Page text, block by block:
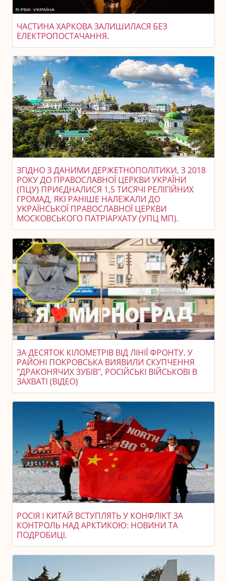
ЧАСТИНА ХАРКОВА ЗАЛИШИЛАСЯ БЕЗ
ЕЛЕКТРОПОСТАЧАННЯ.
ЗГІДНО З ДАНИМИ ДЕРЖЕТНОПОЛІТИКИ, З 2018
РОКУ ДО ПРАВОСЛАВНОЇ ЦЕРКВИ УКРАЇНИ
(ПЦУ) ПРИЄДНАЛИСЯ 1,5 ТИСЯЧІ РЕЛІГІЙНИХ
ГРОМАД, ЯКІ РАНІШЕ НАЛЕЖАЛИ ДО
УКРАЇНСЬКОЇ ПРАВОСЛАВНОЇ ЦЕРКВИ
МОСКОВСЬКОГО ПАТРІАРХАТУ (УПЦ МП).
ЗА ДЕСЯТОК КІЛОМЕТРІВ ВІД ЛІНІЇ ФРОНТУ. У
РАЙОНІ ПОКРОВСЬКА ВИЯВИЛИ СКУПЧЕННЯ
"ДРАКОНЯЧИХ ЗУБІВ", РОСІЙСЬКІ ВІЙСЬКОВІ В
ЗАХВАТІ (ВІДЕО)
РОСІЯ І КИТАЙ ВСТУПЛЯТЬ У КОНФЛІКТ ЗА
КОНТРОЛЬ НАД АРКТИКОЮ: НОВИНИ ТА
ПОДРОБИЦІ.